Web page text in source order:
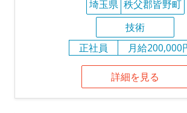
埼玉県 秩父郡皆野町
技術
正社員
月給200,000
詳細を見る